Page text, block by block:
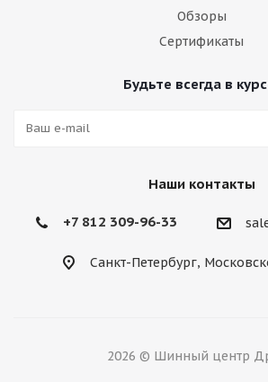
Обзоры
Сертификаты
Будьте всегда в
Наши контакты
+7 812 309-96-33
Санкт-Петербург,
2026 © Шинный центр